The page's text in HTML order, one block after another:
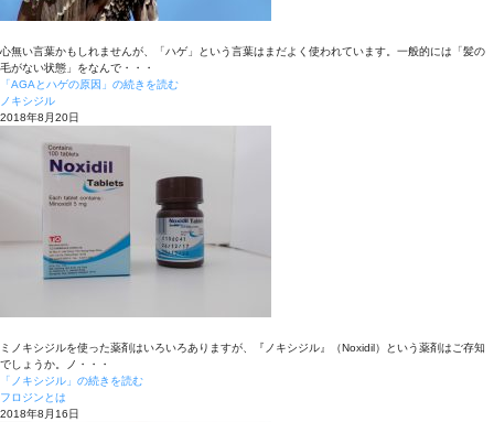
心無い言葉かもしれませんが、「ハゲ」という言葉はまだよく使われています。一般的には「髪の
毛がない状態」をなんで・・・
「AGAとハゲの原因」の続きを読む
ノキシジル
2018年8月20日
ミノキシジルを使った薬剤はいろいろありますが、『ノキシジル』（Noxidil）という薬剤はご存知
でしょうか。ノ・・・
「ノキシジル」の続きを読む
フロジンとは
2018年8月16日